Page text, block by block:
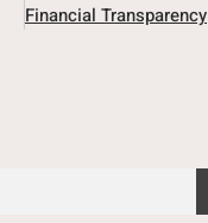
Financial Transparency